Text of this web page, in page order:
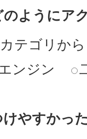
ようにア
テゴリから
ンジン
やすかっ